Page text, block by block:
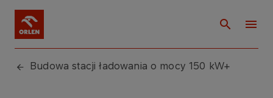
Budowa stacji ładowania o mocy 150 kW+